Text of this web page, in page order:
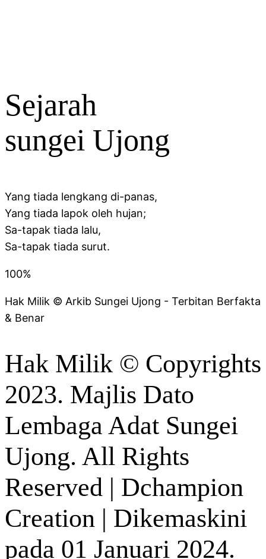
Sejarah
sungei Ujong
Yang tiada lengkang di-panas,
Yang tiada lapok oleh hujan;
Sa-tapak tiada lalu,
Sa-tapak tiada surut.
100%
Hak Milik © Arkib Sungei Ujong - Terbitan Berfakta
& Benar
Hak Milik © Copyrights
2023. Majlis Dato
Lembaga Adat Sungei
Ujong. All Rights
Reserved | Dchampion
Creation | Dikemaskini
pada 01 Januari 2024.